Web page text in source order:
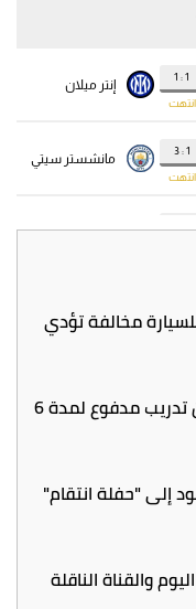
مخالفة تؤدي
سجل الآن.. الاتحاد الأوروبي يعلن عن تدريب مدفوع لمدة 6
إلى "حفلة انتقام"
والقناة الناقلة